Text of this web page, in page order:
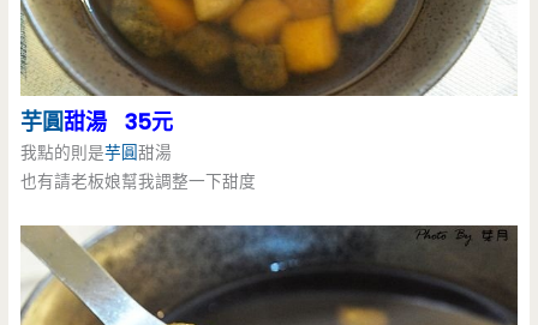
芋圓甜湯 35元
我點的則是芋圓甜湯
也有請老板娘幫我調整一下甜度